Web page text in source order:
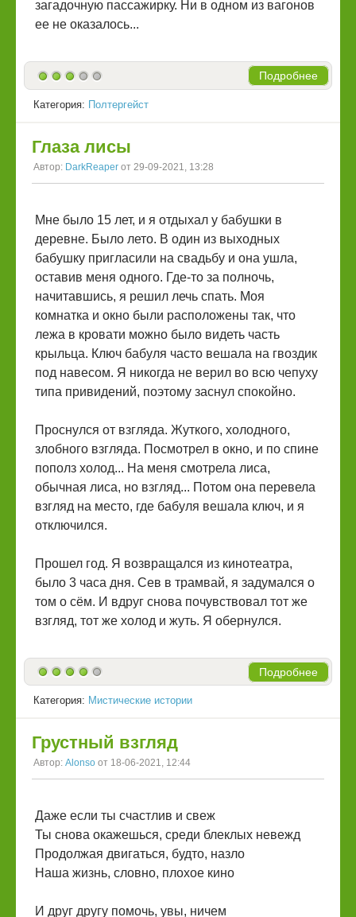
загадочную пассажирку. Ни в одном из вагонов
ее не оказалось...
Подробнее
Категория: Полтергейст
Глаза лисы
Автор: DarkReaper от 29-09-2021, 13:28
Мне было 15 лет, и я отдыхал у бабушки в
деревне. Было лето. В один из выходных
бабушку пригласили на свадьбу и она ушла,
оставив меня одного. Где-то за полночь,
начитавшись, я решил лечь спать. Моя
комнатка и окно были расположены так, что
лежа в кровати можно было видеть часть
крыльца. Ключ бабуля часто вешала на гвоздик
под навесом. Я никогда не верил во всю чепуху
типа привидений, поэтому заснул спокойно.
Проснулся от взгляда. Жуткого, холодного,
злобного взгляда. Посмотрел в окно, и по спине
пополз холод... На меня смотрела лиса,
обычная лиса, но взгляд... Потом она перевела
взгляд на место, где бабуля вешала ключ, и я
отключился.
Прошел год. Я возвращался из кинотеатра,
было 3 часа дня. Сев в трамвай, я задумался о
том о сём. И вдруг снова почувствовал тот же
взгляд, тот же холод и жуть. Я обернулся.
Подробнее
Категория: Мистические истории
Грустный взгляд
Автор: Alonso от 18-06-2021, 12:44
Даже если ты счастлив и свеж
Ты снова окажешься, среди блеклых невежд
Продолжая двигаться, будто, назло
Наша жизнь, словно, плохое кино
И друг другу помочь, увы, ничем